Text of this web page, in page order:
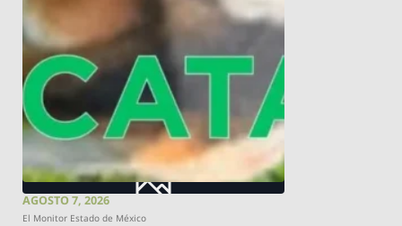
AGOSTO 7, 2026
El Monitor Estado de México